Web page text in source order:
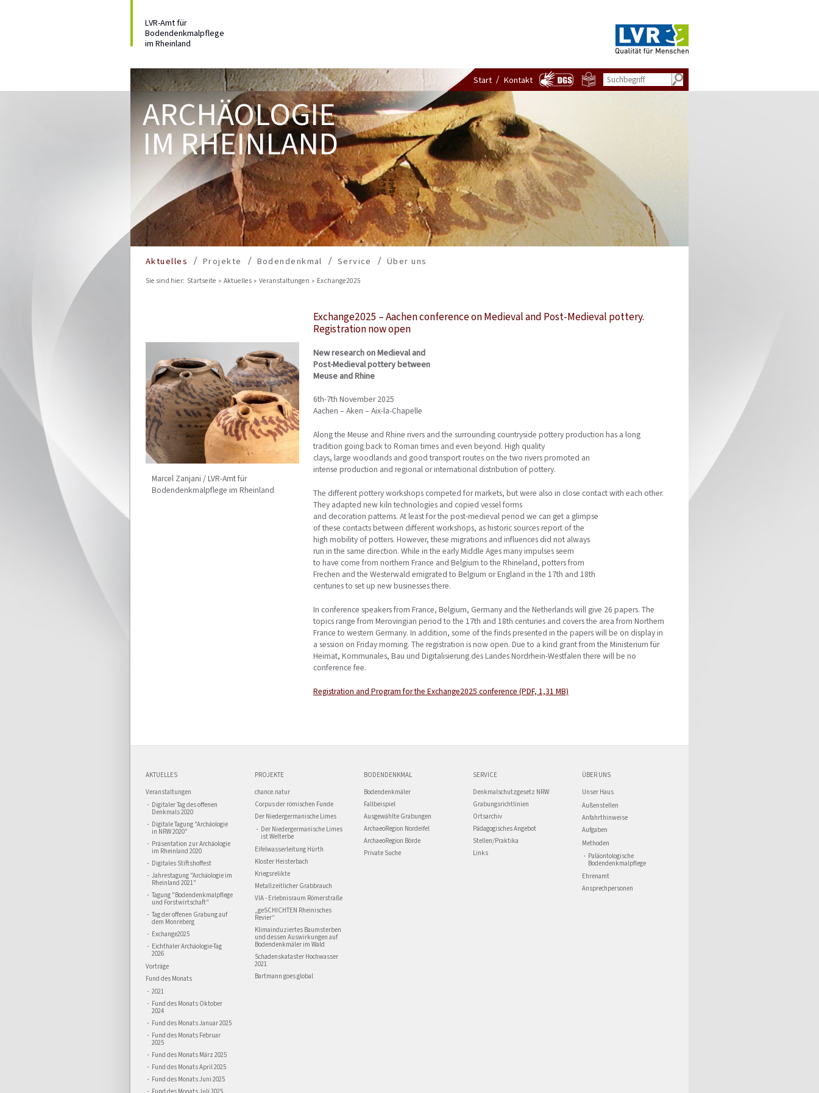
LVR-Amt für
Bodendenkmalpflege
im Rheinland
Start Kontakt
ARCHÄOLOGIE
IM RHEINLAND
Aktuelles Projekte Bodendenkmal Service Über uns
Sie sind hier: Startseite Aktuelles Veranstaltungen Exchange2025
Exchange2025 – Aachen conference on Medieval and Post-Medieval pottery.
Registration now open
Marcel Zanjani / LVR-Amt für
Bodendenkmalpflege im Rheinland
New research on Medieval and
Post-Medieval pottery between
Meuse and Rhine
6th-7th November 2025
Aachen – Aken – Aix-la-Chapelle
Along the Meuse and Rhine rivers and the surrounding countryside pottery production has a long
tradition going back to Roman times and even beyond. High quality
clays, large woodlands and good transport routes on the two rivers promoted an
intense production and regional or international distribution of pottery.
The different pottery workshops competed for markets, but were also in close contact with each other.
They adapted new kiln technologies and copied vessel forms
and decoration patterns. At least for the post-medieval period we can get a glimpse
of these contacts between different workshops, as historic sources report of the
high mobility of potters. However, these migrations and influences did not always
run in the same direction. While in the early Middle Ages many impulses seem
to have come from northern France and Belgium to the Rhineland, potters from
Frechen and the Westerwald emigrated to Belgium or England in the 17th and 18th
centuries to set up new businesses there.
In conference speakers from France, Belgium, Germany and the Netherlands will give 26 papers. The
topics range from Merovingian period to the 17th and 18th centuries and covers the area from Northern
France to western Germany. In addition, some of the finds presented in the papers will be on display in
a session on Friday morning. The registration is now open. Due to a kind grant from the Ministerium für
Heimat, Kommunales, Bau und Digitalisierung des Landes Nordrhein-Westfalen there will be no
conference fee.
Registration and Program for the Exchange2025 conference (PDF, 1,31 MB)
AKTUELLES
Veranstaltungen
Digitaler Tag des offenen
Denkmals 2020
Digitale Tagung "Archäologie
in NRW 2020"
Präsentation zur Archäologie
im Rheinland 2020
Digitales Stiftshoffest
Jahrestagung "Archäologie im
Rheinland 2021"
Tagung "Bodendenkmalpflege
und Forstwirtschaft"
Tag der offenen Grabung auf
dem Monreberg
Exchange2025
Eichthaler Archäologie-Tag
2026
Vorträge
Fund des Monats
2021
Fund des Monats Oktober
2024
Fund des Monats Januar 2025
Fund des Monats Februar
2025
Fund des Monats März 2025
Fund des Monats April 2025
Fund des Monats Juni 2025
PROJEKTE
chance.natur
Corpus der römischen Funde
Der Niedergermanische Limes
Der Niedergermanische Limes
ist Welterbe
Eifelwasserleitung Hürth
Kloster Heisterbach
Kriegsrelikte
Metallzeitlicher Grabbrauch
VIA - Erlebnisraum Römerstraße
„geSCHICHTEN Rheinisches
Revier“
Klimainduziertes Baumsterben
und dessen Auswirkungen auf
Bodendenkmäler im Wald
Schadenskataster Hochwasser
2021
Bartmann goes global
BODENDENKMAL
Bodendenkmäler
Fallbeispiel
Ausgewählte Grabungen
ArchaeoRegion Nordeifel
ArchaeoRegion Börde
Private Suche
SERVICE
Denkmalschutzgesetz NRW
Grabungsrichtlinien
Ortsarchiv
Pädagogisches Angebot
Stellen/Praktika
Links
ÜBER UNS
Unser Haus
Außenstellen
Anfahrthinweise
Aufgaben
Methoden
Paläontologische
Bodendenkmalpflege
Ehrenamt
Ansprechpersonen